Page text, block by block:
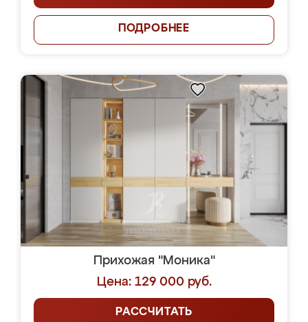
ПОДРОБНЕЕ
Прихожая "Моника"
Цена: 129 000 руб.
РАССЧИТАТЬ